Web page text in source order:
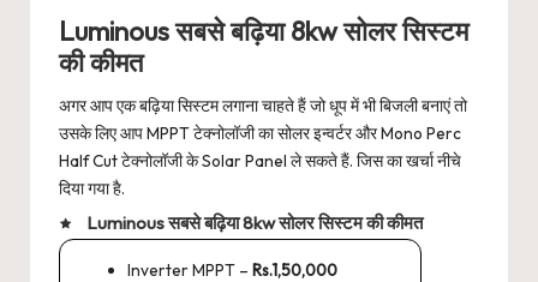
Luminous सबसे बढ़िया 8kw सोलर सिस्टम
की कीमत
अगर आप एक बढ़िया सिस्टम लगाना चाहते हैं जो धूप में भी बिजली बनाएं तो
उसके लिए आप MPPT टेक्नोलॉजी का सोलर इन्वर्टर और Mono Perc
Half Cut टेक्नोलॉजी के Solar Panel ले सकते हैं. जिस का खर्चा नीचे
दिया गया है.
Luminous सबसे बढ़िया 8kw सोलर सिस्टम की कीमत
Inverter MPPT – Rs.1,50,000